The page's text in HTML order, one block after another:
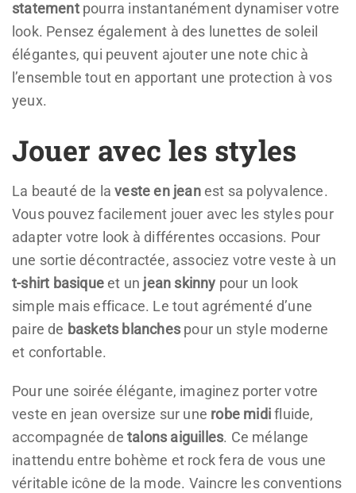
statementpourra instantanément dynamiser votre
look. Pensez également à des lunettes de soleil
élégantes, qui peuvent ajouter une note chic à
l’ensemble tout en apportant une protection à vos
yeux.
Jouer avec les styles
La beauté de laveste en jeanest sa polyvalence.
Vous pouvez facilement jouer avec les styles pour
adapter votre look à différentes occasions. Pour
une sortie décontractée, associez votre veste à un
t-shirt basiqueet un jean skinny pour un look
simple mais efficace. Le tout agrémenté d’une
paire de baskets blanches pour un style moderne
et confortable.
Pour une soirée élégante, imaginez porter votre
veste en jean oversize sur une robe midifluide,
accompagnée de talons aiguilles. Ce mélange
inattendu entre bohème et rock fera de vous une
véritable icône de la mode. Vaincre les conventions